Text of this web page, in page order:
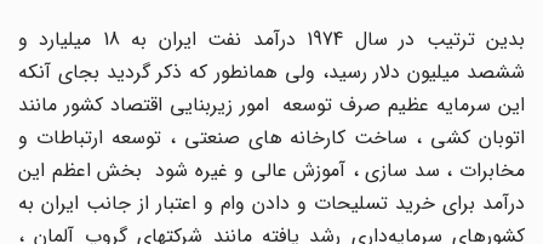
بدین ترتیب در سال 1974 درآمد نفت ایران به 18 میلیارد و
ششصد میلیون دلار رسید، ولی همانطور که ذکر گردید بجای آنکه
این سرمایه عظیم صرف توسعه امور زیربنایی اقتصاد کشور مانند
اتوبان کشی ، ساخت کارخانه های صنعتی ، توسعه ارتباطات و
مخابرات ، سد سازی ، آموزش عالی و غیره شود بخش اعظم این
درآمد برای خرید تسلیحات و دادن وام و اعتبار از جانب ایران به
کشورهای سرمایه‌داری رشد یافته مانند شرکتهای گروپ آلمان ،